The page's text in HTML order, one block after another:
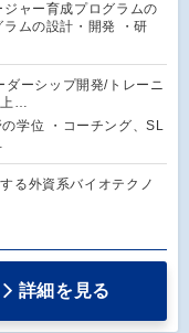
ャー育成プログラムの
ムの設計・開発 ・研
ダーシップ開発/トレーニ
上…
学位 ・コーチング、SL
る外資系バイオテクノ
詳細を見る